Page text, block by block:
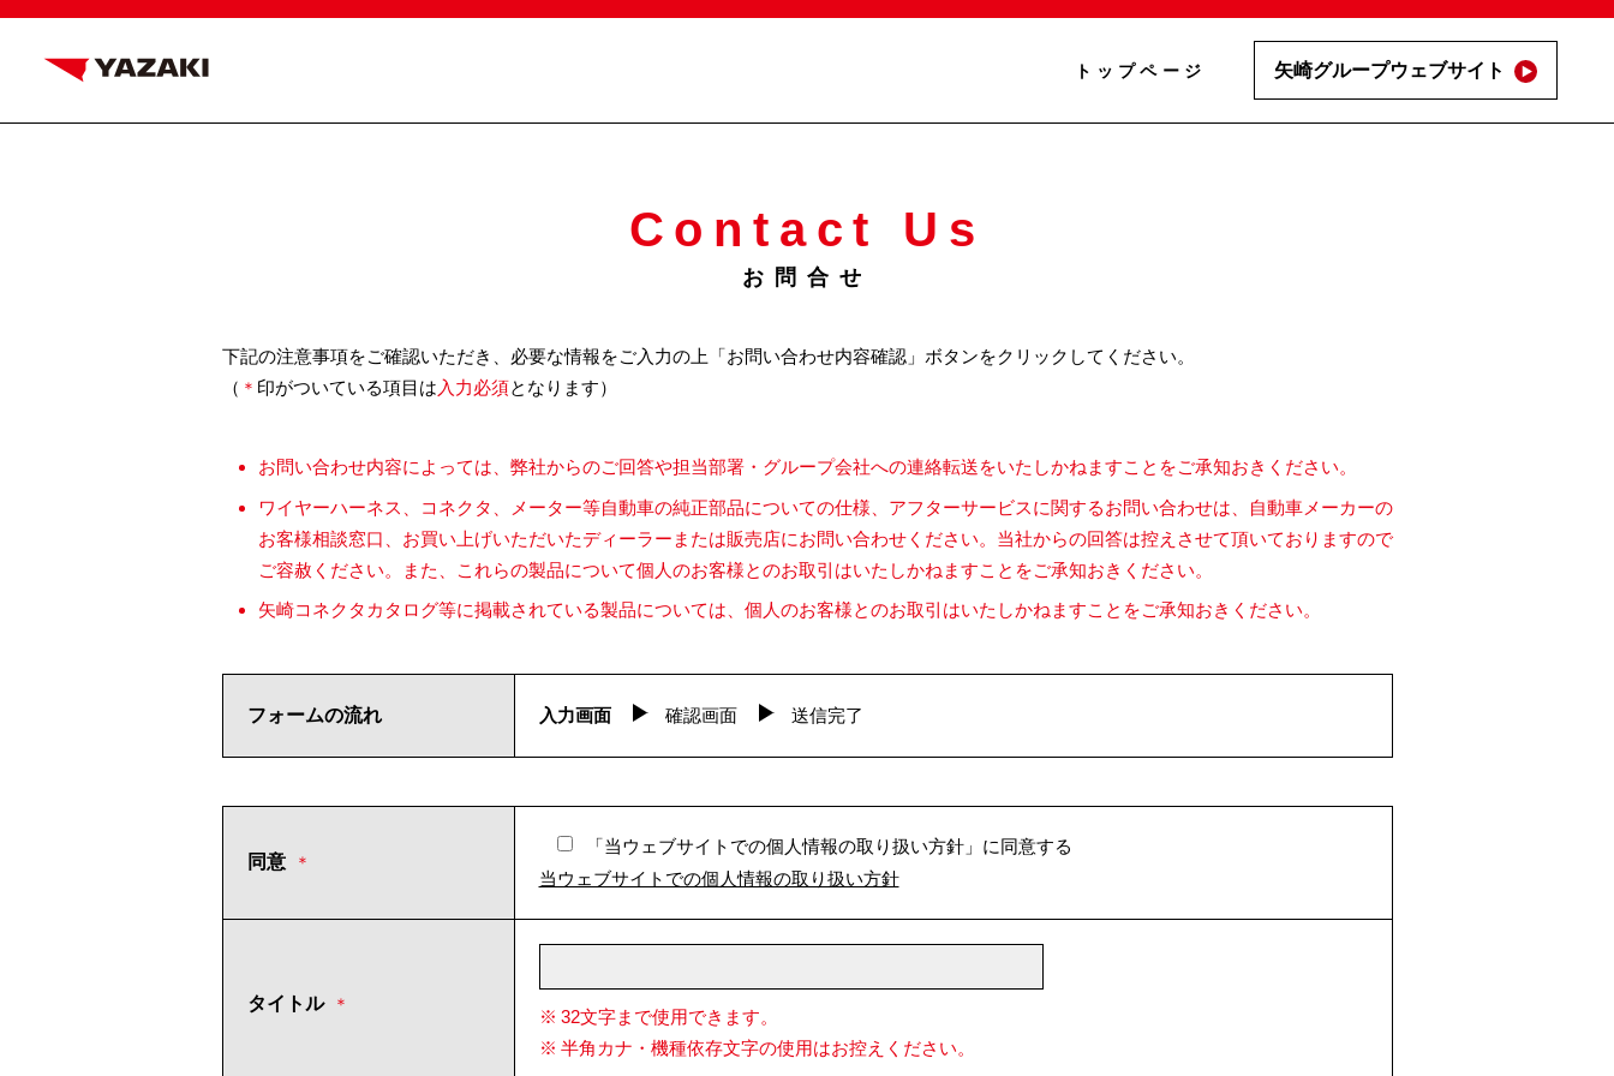
トップページ 矢崎グループウェブサイト
Contact Us
お問合せ
下記の注意事項をご確認いただき、必要な情報をご入力の上「お問い合わせ内容確認」ボタンをクリックしてください。
（ ＊ 印がついている項目は 入力必須となります）
お問い合わせ内容によっては、弊社からのご回答や担当部署・グループ会社への連絡転送をいたしかねますことをご承知おきください。
ワイヤーハーネス、コネクタ、メーター等自動車の純正部品についての仕様、アフターサービスに関するお問い合わせは、自動車メーカーの
お客様相談窓口、お買い上げいただいたディーラーまたは販売店にお問い合わせください。当社からの回答は控えさせて頂いておりますので
ご容赦ください。また、これらの製品について個人のお客様とのお取引はいたしかねますことをご承知おきください。
矢崎コネクタカタログ等に掲載されている製品については、個人のお客様とのお取引はいたしかねますことをご承知おきください。
フォームの流れ 入力画面 確認画面 送信完了
同意 ＊
「当ウェブサイトでの個人情報の取り扱い方針」に同意する
当ウェブサイトでの個人情報の取り扱い方針
タイトル ＊
32文字まで使用できます。
半角カナ・機種依存文字の使用はお控えください。